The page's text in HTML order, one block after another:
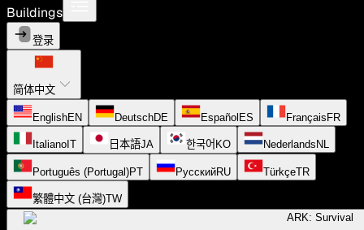
Buildings
登录
简体中文
EnglishEN DeutschDE Español ES Français FR
Italiano IT 日本語JA 한국어 KO Nederlands NL
Português (Portugal)PT РусскийRU TürkçeTR
繁體中文 (台灣)TW
ARK: Survival